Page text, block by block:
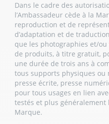
Dans le cadre des
l’Ambassadeur cède à la
reproduction et de
d’adaptation et de
que les photographies et/
de produits, à titre gratuit,
une durée de trois ans à
tous supports physiques
presse écrite, presse
pour tous usages en lien
testés et plus généralement
Marque.